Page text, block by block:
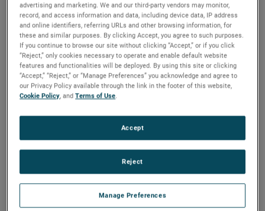
Thomas A. Amato
アマート氏は現在、MWコンポーネンツの会長兼最高
経営責任者（CEO）を務めています。同社は、航空宇
まで、航空宇宙、消費財、産業市場にサービスを提供
社長兼最高経営責任者を務めていました。トライマス
以前には、Metaldyne, LLCの最高経営責任者兼社長、
Metaldyne Performance Group Inc.の共同社長を歴任し
ました。アマート氏は、航空宇宙を含む幅広い産業分
野および国際的な経験を25年以上にわたり積み、世界
advertising and marketing. We and our third-party vendors may monitor,
record, and access information and data, including device data, IP address
and online identifiers, referring URLs and other browsing information, for
these and similar purposes. By clicking Accept, you agree to such purposes.
If you continue to browse our site without clicking “Accept,” or if you click
“Reject,” only cookies necessary to operate and enable default website
features and functionalities will be deployed. By using this site or clicking
“Accept,” “Reject,” or “Manage Preferences” you acknowledge and agree to
our Privacy Policy available through the link in the footer of this website,
Cookie Policy, andTerms of Use.
Manage Preferences
Reject
Accept